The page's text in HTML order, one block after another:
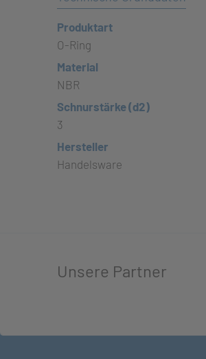
Produktart
O-Ring
Material
NBR
Schnurstärke (d2)
3
Hersteller
Handelsware
Unsere Partner